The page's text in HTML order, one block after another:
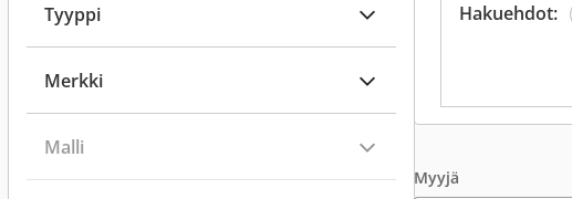
Tyyppi
Merkki
Malli
Hakuehdot:
Myyjä